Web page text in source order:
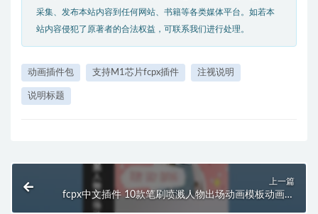
采集、发布本站内容到任何网站、书籍等各类媒体平台。如若本
站内容侵犯了原著者的合法权益，可联系我们进行处理。
动画插件包 支持M1芯片fcpx插件 注视说明
说明标题
上一篇
fcpx中文插件 10款笔刷喷溅人物出场动画模板动画预